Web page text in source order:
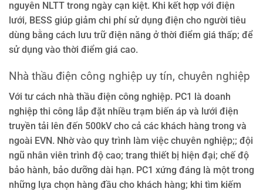
nguyên NLTT trong ngày cạn kiệt. Khi kết hợp với điện
lưới, BESS giúp giảm chi phí sử dụng điện cho người tiêu
dùng bằng cách lưu trữ điện năng ở thời điểm giá thấp; để
sử dụng vào thời điểm giá cao.
Nhà thầu điện công nghiệp uy tín, chuyên nghiệp
Với tư cách nhà thầu điện công nghiệp. PC1 là doanh
nghiệp thi công lắp đặt nhiều trạm biến áp và lưới điện
truyền tải lên đến 500kV cho cả các khách hàng trong và
ngoài EVN. Nhờ vào quy trình làm việc chuyên nghiệp;; đội
ngũ nhân viên trình độ cao; trang thiết bị hiện đại; chế độ
bảo hành, bảo dưỡng dài hạn. PC1 xứng đáng là một trong
những lựa chọn hàng đầu cho khách hàng; khi tìm kiếm